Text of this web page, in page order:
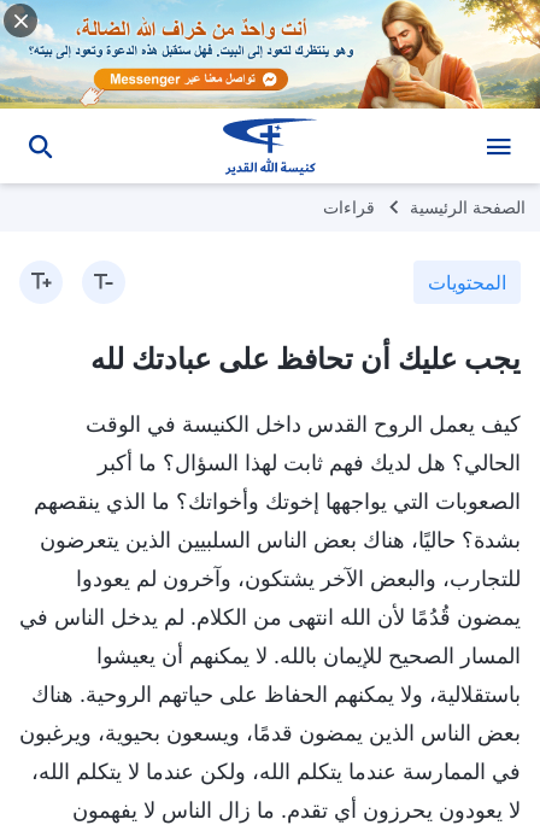
الصفحة الرئيسية قراءات
المحتويات
يجب عليك أن تحافظ على عبادتك لله
كيف يعمل الروح القدس داخل الكنيسة في الوقت
الحالي؟ هل لديك فهم ثابت لهذا السؤال؟ ما أكبر
الصعوبات التي يواجهها إخوتك وأخواتك؟ ما الذي ينقصهم
بشدة؟ حاليًا، هناك بعض الناس السلبيين الذين يتعرضون
للتجارب، والبعض الآخر يشتكون، وآخرون لم يعودوا
يمضون قُدُمًا لأن الله انتهى من الكلام. لم يدخل الناس في
المسار الصحيح للإيمان بالله. لا يمكنهم أن يعيشوا
باستقلالية، ولا يمكنهم الحفاظ على حياتهم الروحية. هناك
بعض الناس الذين يمضون قدمًا، ويسعون بحيوية، ويرغبون
في الممارسة عندما يتكلم الله، ولكن عندما لا يتكلم الله،
لا يعودون يحرزون أي تقدم. ما زال الناس لا يفهمون